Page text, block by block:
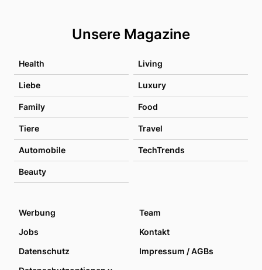
Unsere Magazine
Health Living
Liebe Luxury
Family Food
Tiere Travel
Automobile TechTrends
Beauty
Werbung
Team
Jobs
Kontakt
Datenschutz
Impressum / AGBs